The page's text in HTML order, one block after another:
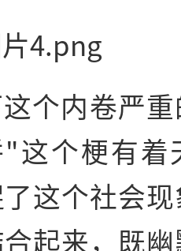
个内卷严
这个梗有着
这个社会
起来，既